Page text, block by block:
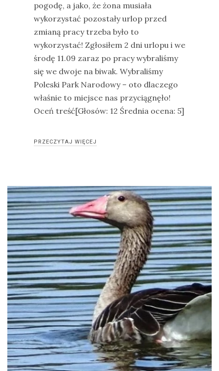
pogodę, a jako, że żona musiała
wykorzystać pozostały urlop przed
zmianą pracy trzeba było to
wykorzystać! Zgłosiłem 2 dni urlopu i we
środę 11.09 zaraz po pracy wybraliśmy
się we dwoje na biwak. Wybraliśmy
Poleski Park Narodowy – oto dlaczego
właśnie to miejsce nas przyciągnęło!
Oceń treść[Głosów: 12 Średnia ocena: 5]
PRZECZYTAJ WIĘCEJ